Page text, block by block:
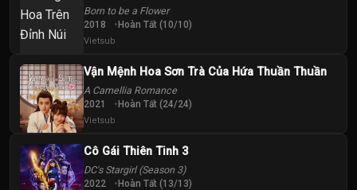
Born to be a Flower
2018 Hoàn Tất (10/10)
Vietsub
Vận Mệnh Hoa Sơn Trà Của Hứa Thuần Thuần
A Camellia Romance
2021 Hoàn Tất (24/24)
Vietsub
Cô Gái Thiên Tinh 3
DC's Stargirl (Season 3)
2022 Hoàn Tất (13/13)